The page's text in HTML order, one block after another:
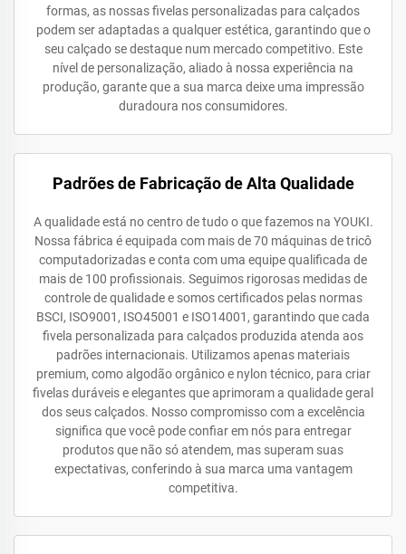
formas, as nossas fivelas personalizadas para calçados
podem ser adaptadas a qualquer estética, garantindo que o
seu calçado se destaque num mercado competitivo. Este
nível de personalização, aliado à nossa experiência na
produção, garante que a sua marca deixe uma impressão
duradoura nos consumidores.
Padrões de Fabricação de Alta Qualidade
A qualidade está no centro de tudo o que fazemos na YOUKI.
Nossa fábrica é equipada com mais de 70 máquinas de tricô
computadorizadas e conta com uma equipe qualificada de
mais de 100 profissionais. Seguimos rigorosas medidas de
controle de qualidade e somos certificados pelas normas
BSCI, ISO9001, ISO45001 e ISO14001, garantindo que cada
fivela personalizada para calçados produzida atenda aos
padrões internacionais. Utilizamos apenas materiais
premium, como algodão orgânico e nylon técnico, para criar
fivelas duráveis e elegantes que aprimoram a qualidade geral
dos seus calçados. Nosso compromisso com a excelência
significa que você pode confiar em nós para entregar
produtos que não só atendem, mas superam suas
expectativas, conferindo à sua marca uma vantagem
competitiva.